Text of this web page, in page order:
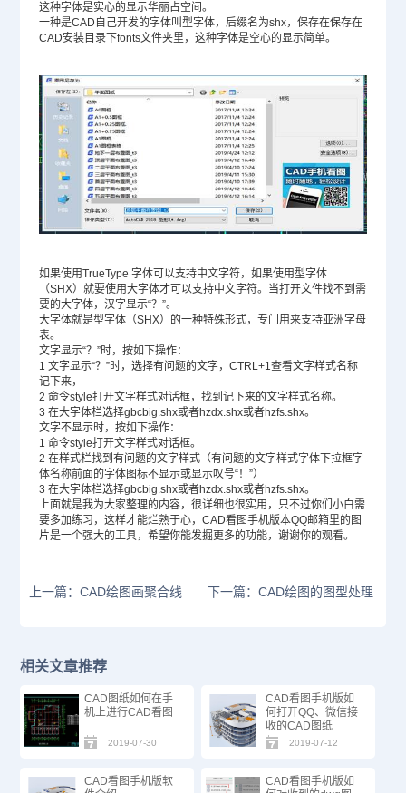
这种字体是实心的显示华丽占空间。
一种是CAD自己开发的字体叫型字体，后缀名为shx，保存在保存在
CAD安装目录下fonts文件夹里，这种字体是空心的显示简单。
如果使用TrueType 字体可以支持中文字符，如果使用型字体
（SHX）就要使用大字体才可以支持中文字符。当打开文件找不到需
要的大字体，汉字显示“？”。
大字体就是型字体（SHX）的一种特殊形式，专门用来支持亚洲字母
表。
文字显示“？”时，按如下操作：
1 文字显示“？”时，选择有问题的文字，CTRL+1查看文字样式名称
记下来，
2 命令style打开文字样式对话框，找到记下来的文字样式名称。
3 在大字体栏选择gbcbig.shx或者hzdx.shx或者hzfs.shx。
文字不显示时，按如下操作：
1 命令style打开文字样式对话框。
2 在样式栏找到有问题的文字样式（有问题的文字样式字体下拉框字
体名称前面的字体图标不显示或显示叹号“！”）
3 在大字体栏选择gbcbig.shx或者hzdx.shx或者hzfs.shx。
上面就是我为大家整理的内容，很详细也很实用，只不过你们小白需
要多加练习，这样才能烂熟于心，CAD看图手机版本QQ邮箱里的图
片是一个强大的工具，希望你能发掘更多的功能，谢谢你的观看。
上一篇：CAD绘图画聚合线 下一篇：CAD绘图的图型处理
相关文章推荐
CAD图纸如何在手
机上进行CAD看图
2019-07-30
CAD看图手机版如
何打开QQ、微信接
收的CAD图纸
2019-07-12
CAD看图手机版软
CAD看图手机版如